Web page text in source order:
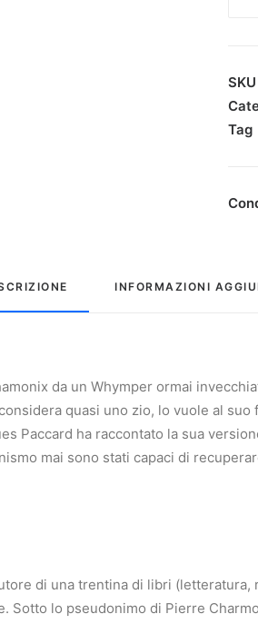
DEL
SKU
Tag
INFORMAZIONI
da un Whymper ormai
quasi uno zio, lo vuole al
Paccard ha raccontato la sua
mai sono stati capaci di
di una trentina di libri (letteratura,
Sotto lo pseudonimo di Pierre